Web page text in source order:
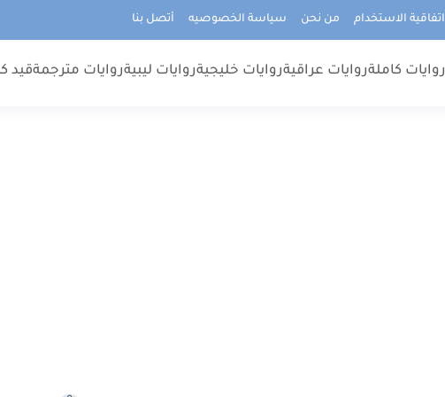
اتفاقية الاستخدام من نحن سياسة الخصوصيه أتصل بنا
روايات كاملةروايات عراقيةروايات خليجيةروايات ليبيةروايات مترجمةقيد